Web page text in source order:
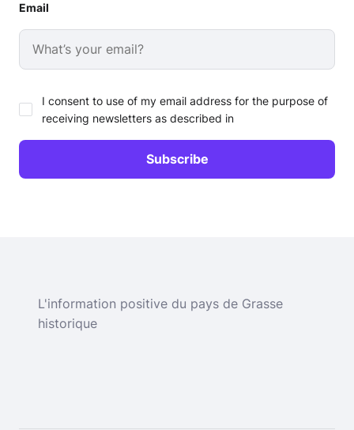
Email
I consent to use of my email address for the purpose of
receiving newsletters as described in
L'information positive du pays de Grasse
historique